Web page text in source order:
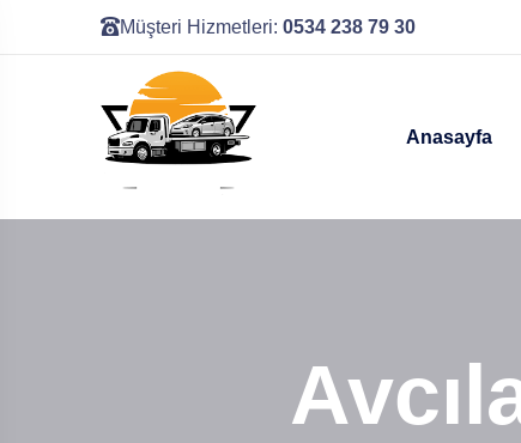
Müşteri Hizmetleri: 0534 238 79 30
Anasayfa